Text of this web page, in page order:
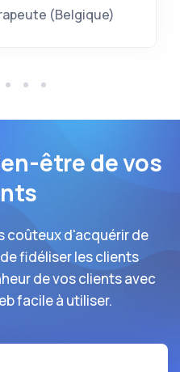
(Belgique)
être de vos
coûteux d'acquérir de
fidéliser les clients
de vos clients avec
facile à utiliser.